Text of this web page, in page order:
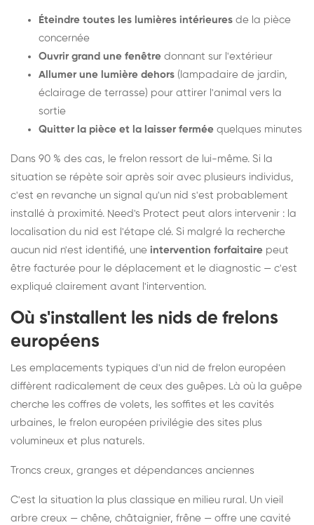
Éteindre toutes les lumières intérieures de la pièce
concernée
Ouvrir grand une fenêtre donnant sur l'extérieur
Allumer une lumière dehors (lampadaire de jardin,
éclairage de terrasse) pour attirer l'animal vers la
sortie
Quitter la pièce et la laisser fermée quelques minutes
Dans 90 % des cas, le frelon ressort de lui-même. Si la
situation se répète soir après soir avec plusieurs individus,
c'est en revanche un signal qu'un nid s'est probablement
installé à proximité. Need's Protect peut alors intervenir : la
localisation du nid est l'étape clé. Si malgré la recherche
aucun nid n'est identifié, une intervention forfaitaire peut
être facturée pour le déplacement et le diagnostic — c'est
expliqué clairement avant l'intervention.
Où s'installent les nids de frelons
européens
Les emplacements typiques d'un nid de frelon européen
diffèrent radicalement de ceux des guêpes. Là où la guêpe
cherche les coffres de volets, les soffites et les cavités
urbaines, le frelon européen privilégie des sites plus
volumineux et plus naturels.
Troncs creux, granges et dépendances anciennes
C'est la situation la plus classique en milieu rural. Un vieil
arbre creux — chêne, châtaignier, frêne — offre une cavité